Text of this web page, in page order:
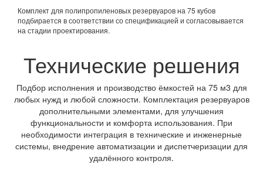
Комплект для полипропиленовых резервуаров на 75 кубов
подбирается в соответствии со спецификацией и согласовывается
на стадии проектирования.
Технические решения
Подбор исполнения и производство ёмкостей на 75 м3 для
любых нужд и любой сложности. Комплектация резервуаров
дополнительными элементами, для улучшения
функциональности и комфорта использования. При
необходимости интеграция в технические и инженерные
системы, внедрение автоматизации и диспетчеризации для
удалённого контроля.